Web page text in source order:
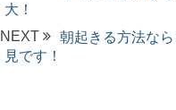
大！
NEXT
朝起きる方法な
見です！